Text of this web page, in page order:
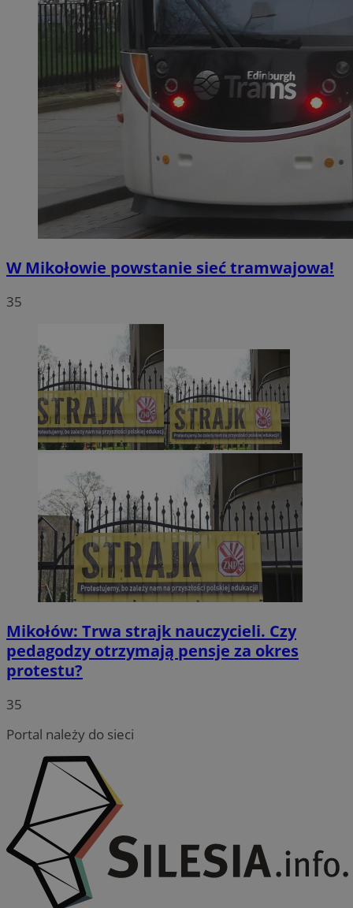
W Mikołowie powstanie sieć tramwajowa!
35
Mikołów: Trwa strajk nauczycieli. Czy
pedagodzy otrzymają pensje za okres
protestu?
35
Portal należy do sieci